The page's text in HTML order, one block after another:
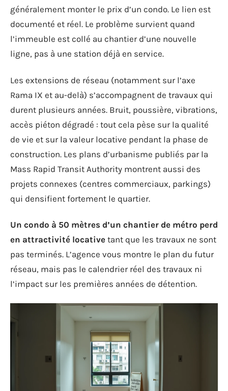
généralement monter le prix d’un condo. Le lien est
documenté et réel. Le problème survient quand
l’immeuble est collé au chantier d’une nouvelle
ligne, pas à une station déjà en service.
Les extensions de réseau (notamment sur l’axe
Rama IX et au-delà) s’accompagnent de travaux qui
durent plusieurs années. Bruit, poussière, vibrations,
accès piéton dégradé : tout cela pèse sur la qualité
de vie et sur la valeur locative pendant la phase de
construction. Les plans d’urbanisme publiés par la
Mass Rapid Transit Authority montrent aussi des
projets connexes (centres commerciaux, parkings)
qui densifient fortement le quartier.
Un condo à 50 mètres d’un chantier de métro perd
en attractivité locative tant que les travaux ne sont
pas terminés. L’agence vous montre le plan du futur
réseau, mais pas le calendrier réel des travaux ni
l’impact sur les premières années de détention.